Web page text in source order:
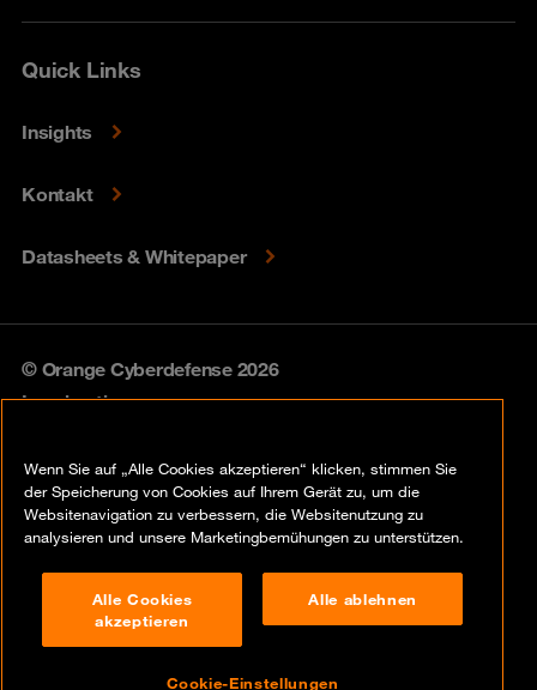
Quick Links
Insights
Kontakt
Datasheets & Whitepaper
© Orange Cyberdefense 2026
Legal notice
Vulnerability policy
Compliance
Wenn Sie auf „Alle Cookies akzeptieren“ klicken, stimmen Sie
der Speicherung von Cookies auf Ihrem Gerät zu, um die
Websitenavigation zu verbessern, die Websitenutzung zu
analysieren und unsere Marketingbemühungen zu unterstützen.
Alle Cookies
akzeptieren
Alle ablehnen
Cookie-Einstellungen